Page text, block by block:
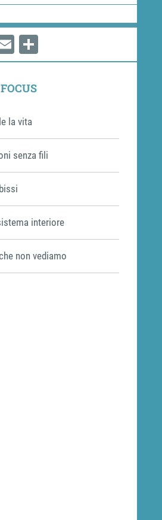
Share
la vita
senza fili
interiore
non vediamo